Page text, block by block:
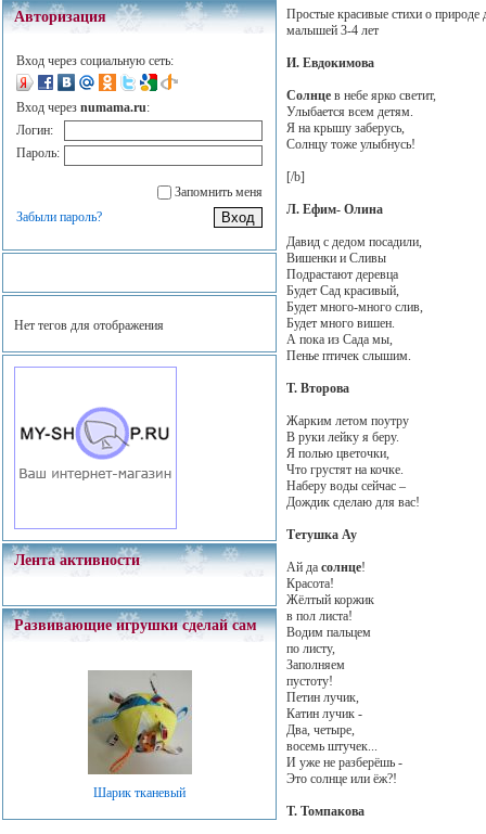
Авторизация
Вход через социальную сеть:
Вход через numama.ru:
Логин:
Пароль:
Запомнить меня
Забыли пароль?
Нет тегов для отображения
Лента активности
Развивающие игрушки сделай сам
Шарик тканевый
Простые красивые стихи о природе
малышей 3-4 лет
И. Евдокимова
Солнцев небе ярко светит,
Улыбается всем детям.
Я на крышу заберусь,
Солнцу тоже улыбнусь!
[/b]
Л. Ефим- Олина
Давид с дедом посадили,
Вишенки и Сливы
Подрастают деревца
Будет Сад красивый,
Будет много-много слив,
Будет много вишен.
А пока из Сада мы,
Пенье птичек слышим.
Т. Второва
Жарким летом поутру
В руки лейку я беру.
Я полью цветочки,
Что грустят на кочке.
Наберу воды сейчас –
Дождик сделаю для вас!
Тетушка Ау
Ай да солнце!
Красота!
Жёлтый коржик
в пол листа!
Водим пальцем
по листу,
Заполняем
пустоту!
Петин лучик,
Катин лучик -
Два, четыре,
восемь штучек...
И уже не разберёшь -
Это солнце или ёж?!
Т. Томпакова